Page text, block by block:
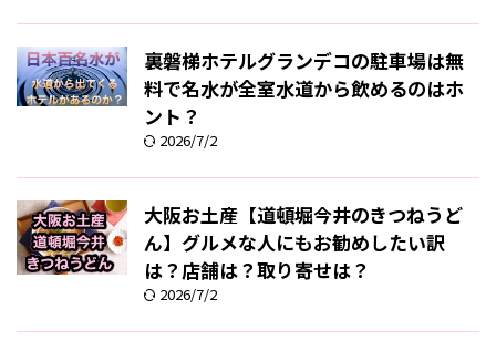
裏磐梯ホテルグランデコの駐車場は無
料で名水が全室水道から飲めるのはホ
ント？
2026/7/2
大阪お土産【道頓堀今井のきつねうど
ん】グルメな人にもお勧めしたい訳
は？店舗は？取り寄せは？
2026/7/2